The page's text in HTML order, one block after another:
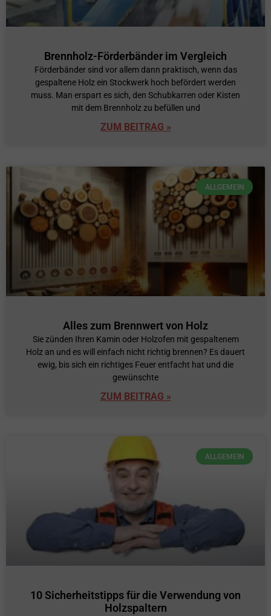
Brennholz-Förderbänder im Vergleich
Förderbänder sind vor allem dann praktisch, wenn das
gespaltene Holz ein Stockwerk hoch befördert werden
muss. Man erspart es sich, den Schubkarren oder Kisten
mit dem Brennholz zu befüllen und
ZUM BEITRAG »
ALLGEMEIN
Alles zum Brennwert von Holz
Sie zünden Ihren Kamin oder Holzofen mit gespaltenem
Holz an und es will einfach nicht richtig brennen? Es dauert
ewig, bis sich ein richtiges Feuer entfacht hat und die
gewünschte
ZUM BEITRAG »
ALLGEMEIN
10 Sicherheitstipps für die Verwendung von
Holzspaltern